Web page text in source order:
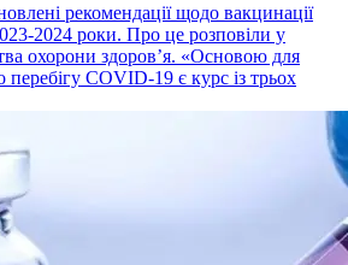
рекомендації щодо вакцинації
2024 роки. Про це розповіли у
охорони здоровʼя. «Основою для
перебігу COVID-19 є курс із трьох